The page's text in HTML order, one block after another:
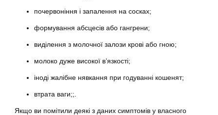
почервоніння і запалення на сосках;
формування абсцесів або гангрени;
виділення з молочної залози крові або гною;
молоко дуже високої в’язкості;
іноді жалібне нявкання при годуванні кошенят;
втрата ваги;;.
Якщо ви помітили деякі з даних симптомів у власного